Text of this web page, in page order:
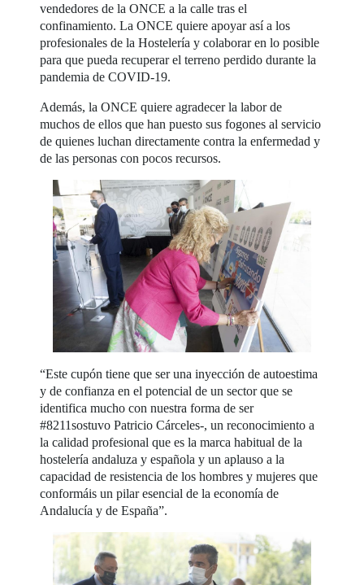
vendedores de la ONCE a la calle tras el
confinamiento. La ONCE quiere apoyar así a los
profesionales de la Hostelería y colaborar en lo posible
para que pueda recuperar el terreno perdido durante la
pandemia de COVID-19.
Además, la ONCE quiere agradecer la labor de
muchos de ellos que han puesto sus fogones al servicio
de quienes luchan directamente contra la enfermedad y
de las personas con pocos recursos.
“Este cupón tiene que ser una inyección de autoestima
y de confianza en el potencial de un sector que se
identifica mucho con nuestra forma de ser
#8211sostuvo Patricio Cárceles-, un reconocimiento a
la calidad profesional que es la marca habitual de la
hostelería andaluza y española y un aplauso a la
capacidad de resistencia de los hombres y mujeres que
conformáis un pilar esencial de la economía de
Andalucía y de España”.